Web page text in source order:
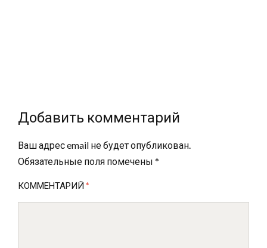
Добавить комментарий
Ваш адрес email не будет опубликован.
Обязательные поля помечены *
КОММЕНТАРИЙ *